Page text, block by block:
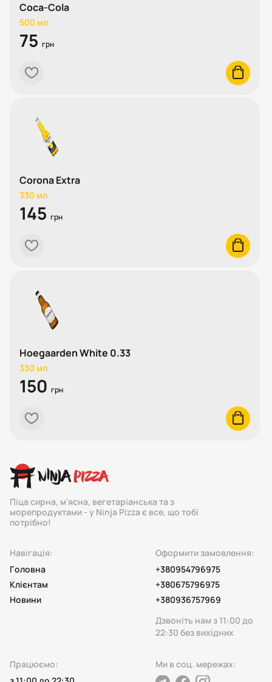
Coca-Cola
500 мл
75 грн
heart cart
Corona Extra
330 мл
145 грн
heart cart
Hoegaarden White 0.33
330 мл
150 грн
heart cart
Піца сирна, м'ясна, вегетаріанська та з
морепродуктами - у Ninja Pizza є все, що тобі
потрібно!
Навігація:
Головна
Клієнтам
Новини
Оформити замовлення:
+380954796975
+380675796975
+380936757969
Дзвоніть нам з 11:00 до
22:30 без вихідних
Працюємо:
Ми в соц. мережах: